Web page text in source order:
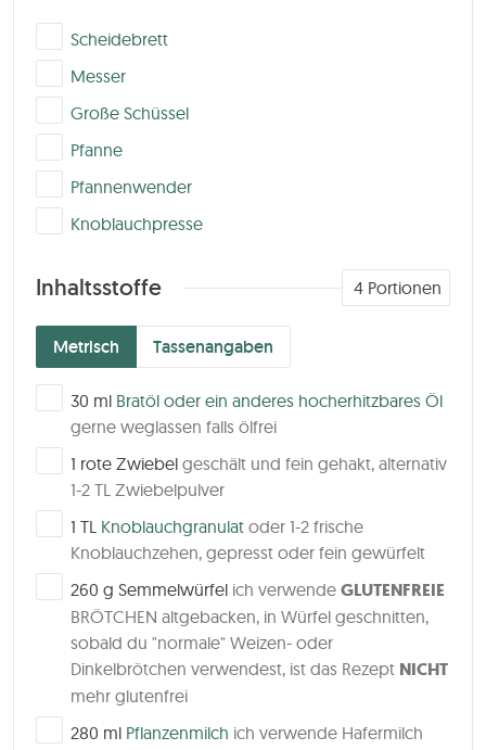
▢
Scheidebrett
▢Messer
▢
Große Schüssel
▢
Pfanne
▢
Pfannenwender
▢
Knoblauchpresse
Inhaltsstoffe
Metrisch Tassenangaben
4 Portionen
▢
30 ml Bratöl oder ein anderes hocherhitzbares Öl
gerne weglassen falls ölfrei
▢1 rote Zwiebel geschält und fein gehakt, alternativ
1-2 TL Zwiebelpulver
▢1 TL Knoblauchgranulat oder 1-2 frische
Knoblauchzehen, gepresst oder fein gewürfelt
▢
260 g Semmelwürfel ich verwende GLUTENFREIE
BRÖTCHEN altgebacken, in Würfel geschnitten,
sobald du "normale" Weizen- oder
Dinkelbrötchen verwendest, ist das Rezept NICHT
mehr glutenfrei
▢
280 ml Pflanzenmilch ich verwende Hafermilch